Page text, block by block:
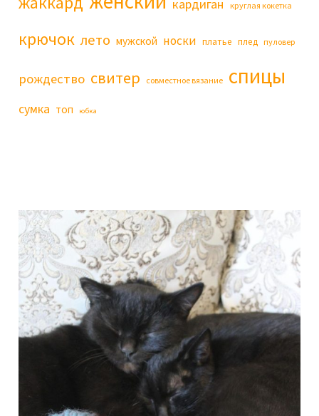
кардиган круглая кокетка
крючок лето мужской носки платье плед пуловер
рождество свитер совместное вязание спицы
сумка топ юбка